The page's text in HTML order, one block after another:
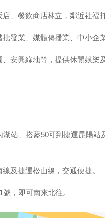
、餐飲商店林立，鄰近社福
發業、媒體傳播業、中小企
安興綠地等，提供休閒娛樂
站、搭藍50可到捷運昆陽
及捷運松山線，交通便捷。
，即可南來北往。